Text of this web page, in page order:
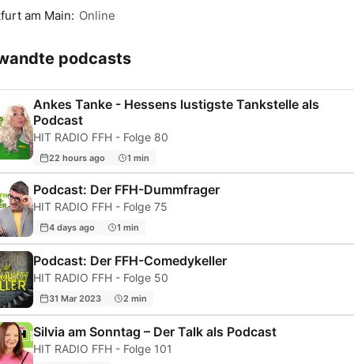
am Main: Online
podcasts
Ankes Tanke - Hessens lustigste Tankstelle als
Podcast
HIT RADIO FFH - Folge 80
22 hours ago 1 min
Podcast: Der FFH-Dummfrager
HIT RADIO FFH - Folge 75
4 days ago 1 min
Podcast: Der FFH-Comedykeller
HIT RADIO FFH - Folge 50
31 Mar 2023 2 min
Silvia am Sonntag – Der Talk als Podcast
HIT RADIO FFH - Folge 101